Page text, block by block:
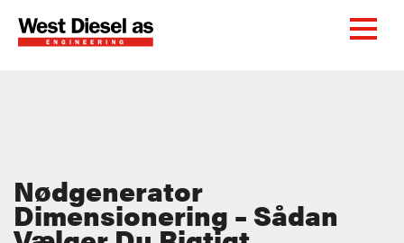
Nødgenerator
Dimensionering – Sådan